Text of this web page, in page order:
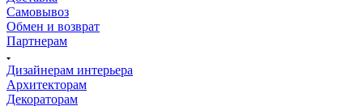
Самовывоз
Обмен и возврат
Партнерам
Дизайнерам интерьера
Архитекторам
Декораторам